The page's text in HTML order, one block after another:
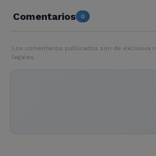
Comentarios 0
Los comentarios publicados son de exclusiva
legales.